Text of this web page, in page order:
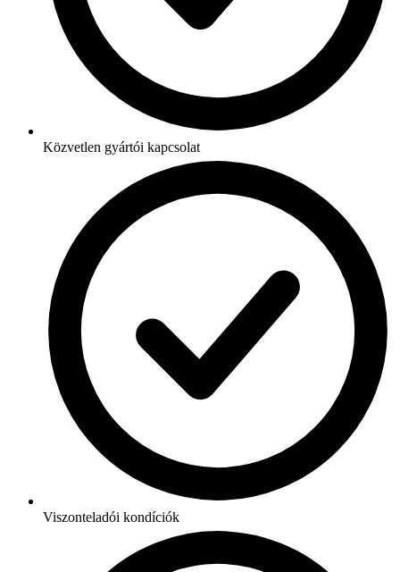
Közvetlen gyártói kapcsolat
Viszonteladói kondíciók